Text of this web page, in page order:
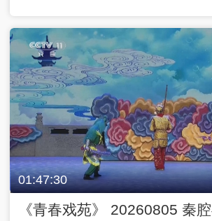
01:47:30
《青春戏苑》 20260805 秦